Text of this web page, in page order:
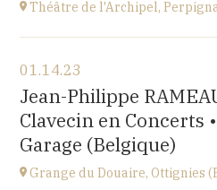
Théâtre de l'Archipel,
Théâtre de l'Archipel,
Le Carré, avenue du Maréchal
Perpignan
at
01.14.23
Jean-Philippe
Clavecin en Concerts
Garage (Belgique)
Grange du Douaire, Ottignies